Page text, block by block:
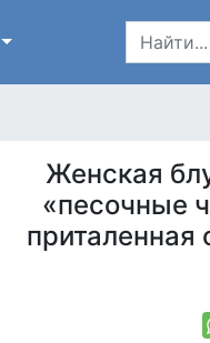
Женская
«песочные